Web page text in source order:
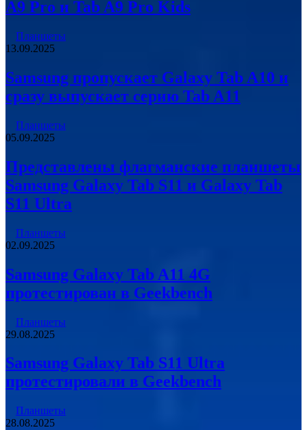
A9 Pro и Tab A9 Pro Kids
Планшеты
13.09.2025
Samsung пропускает Galaxy Tab A10 и
сразу выпускает серию Tab A11
Планшеты
05.09.2025
Представлены флагманские планшеты
Samsung Galaxy Tab S11 и Galaxy Tab
S11 Ultra
Планшеты
02.09.2025
Samsung Galaxy Tab A11 4G
протестирован в Geekbench
Планшеты
29.08.2025
Samsung Galaxy Tab S11 Ultra
протестировали в Geekbench
Планшеты
28.08.2025